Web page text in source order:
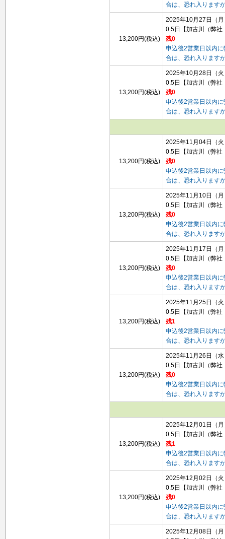
合は、恐れ入ります
13,200円(税込)
2025年10月27日（月
0.5日
【加古川（弊
残0
申込後2営業日以内
合は、恐れ入ります
13,200円(税込)
2025年10月28日（火
0.5日
【加古川（弊
残0
申込後2営業日以内
合は、恐れ入ります
13,200円(税込)
2025年11月04日（火
0.5日
【加古川（弊
残0
申込後2営業日以内
合は、恐れ入ります
13,200円(税込)
2025年11月10日（月
0.5日
【加古川（弊
残0
申込後2営業日以内
合は、恐れ入ります
13,200円(税込)
2025年11月17日（月
0.5日
【加古川（弊
残0
申込後2営業日以内
合は、恐れ入ります
13,200円(税込)
2025年11月25日（火
0.5日
【加古川（弊
残1
申込後2営業日以内
合は、恐れ入ります
13,200円(税込)
2025年11月26日（水
0.5日
【加古川（弊
残0
申込後2営業日以内
合は、恐れ入ります
13,200円(税込)
2025年12月01日（月
0.5日
【加古川（弊
残1
申込後2営業日以内
合は、恐れ入ります
13,200円(税込)
2025年12月02日（火
0.5日
【加古川（弊
残0
申込後2営業日以内
合は、恐れ入ります
2025年12月08日（月